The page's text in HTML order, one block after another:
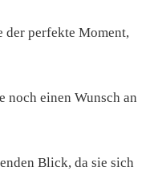
der perfekte Moment,
noch einen Wunsch an
Blick, da sie sich